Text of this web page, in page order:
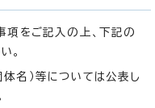
項をご記入の上、下記の
。
名）等については公表し